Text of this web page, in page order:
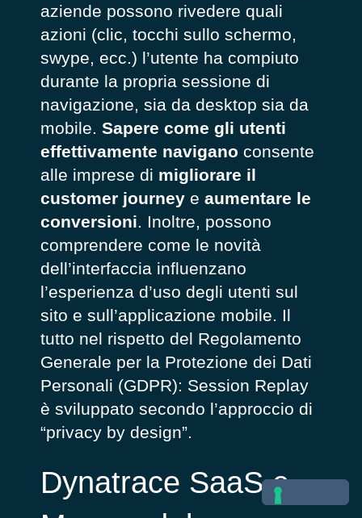
aziende possono rivedere quali
azioni (clic, tocchi sullo schermo,
swype, ecc.) l’utente ha compiuto
durante la propria sessione di
navigazione, sia da desktop sia da
mobile. Sapere come gli utenti
effettivamente navigano consente
alle imprese di migliorare il
customer journeye aumentare le
conversioni. Inoltre, possono
comprendere come le novità
dell’interfaccia influenzano
l’esperienza d’uso degli utenti sul
sito e sull’applicazione mobile. Il
tutto nel rispetto del Regolamento
Generale per la Protezione dei Dati
Personali (GDPR): Session Replay
è sviluppato secondo l’approccio di
“privacy by design”.
Dynatrace SaaS e